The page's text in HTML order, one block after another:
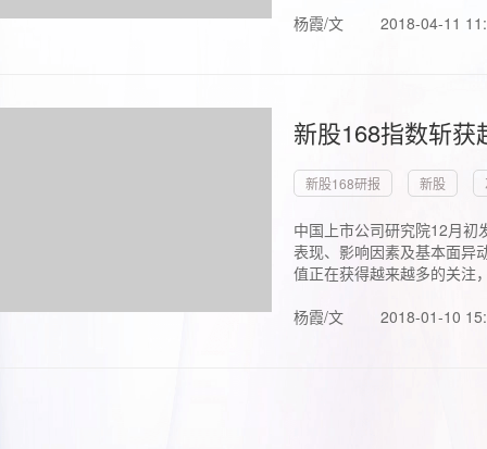
杨霞/文 2018-04-11
新股168指数斩
新股168研报 新股
中国上市公司研究院12月初
表现、影响因素及基本面异
值正在获得越来越多的关注
杨霞/文
2018-01-10